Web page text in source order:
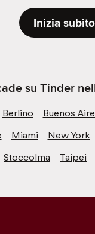
Inizia subito
su Tinder
Berlino Buenos
Miami New York
Stoccolma Taipei